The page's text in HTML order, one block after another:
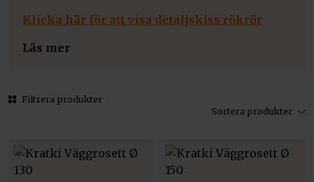
Klicka här för att visa detaljskiss rökrör
Läs mer
Filtrera produkter
Sortera produkter